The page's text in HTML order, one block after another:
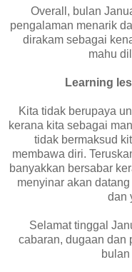
Overall, bulan
pengalaman menarik
dirakam sebagai
mahu
Learning
Kita tidak berupaya
kerana kita sebagai
tidak bermaksud
membawa diri.
banyakkan bersabar
menyinar akan
dan
Selamat tinggal
cabaran, dugaan dan